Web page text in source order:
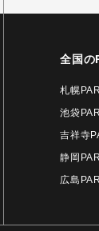
全国の
札幌
池袋
吉祥寺
静岡
広島